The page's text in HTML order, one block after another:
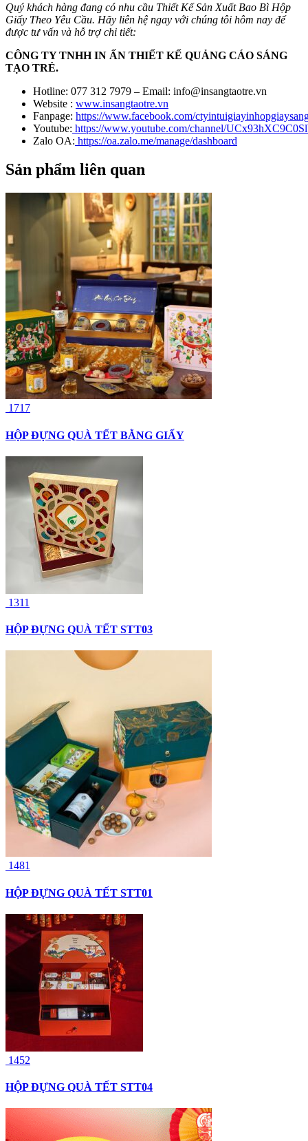
Quý khách hàng đang có nhu cầu Thiết Kế Sản Xuất Bao Bì Hộp
Giấy Theo Yêu Cầu. Hãy liên hệ ngay với chúng tôi hôm nay để
được tư vấn và hỗ trợ chi tiết:
CÔNG TY TNHH IN ẤN THIẾT KẾ QUẢNG CÁO SÁNG
TẠO TRẺ.
Hotline: 077 312 7979 – Email: info@insangtaotre.vn
Website : www.insangtaotre.vn
Fanpage: https://www.facebook.com/
Youtube: https://www.youtube.com/channel/
Zalo OA: https://oa.zalo.me/manage/dashboard
Sản phẩm liên quan
1717
HỘP ĐỰNG QUÀ TẾT BẰNG GIẤY
1311
HỘP ĐỰNG QUÀ TẾT STT03
1481
HỘP ĐỰNG QUÀ TẾT STT01
1452
HỘP ĐỰNG QUÀ TẾT STT04